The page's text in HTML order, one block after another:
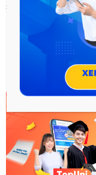
sai đúng không nào?
Kì thi THPT quốc gia
này và mang theo
trắc